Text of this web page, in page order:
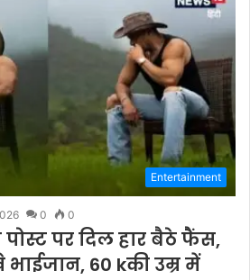
Entertainment
0 0
पर दिल हार बैठे फैंस,
60 kकी उम्र में